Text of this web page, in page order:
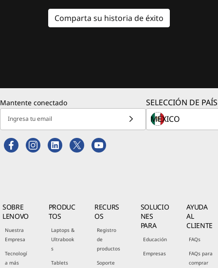
Comparta su historia de éxito
Mantente conectado
Ingresa tu email
SELECCIÓN DE PAÍS
SOBRE
LENOVO
Nuestra
Empresa
Tecnologí
a más
PRODUC
TOS
Laptops &
Ultrabook
s
Tablets
RECURS
OS
Registro
de
productos
Soporte
SOLUCIO
NES
PARA
Educación
Empresas
AYUDA
AL
CLIENTE
FAQs
FAQs para
comprar